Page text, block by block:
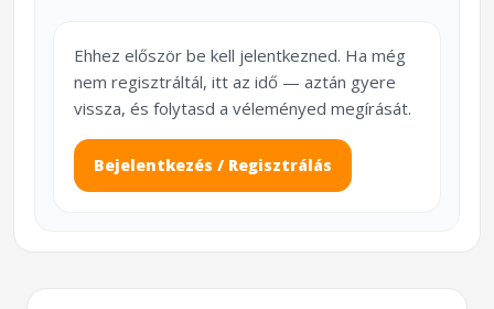
Ehhez először be kell jelentkezned. Ha még
nem regisztráltál, itt az idő — aztán gyere
vissza, és folytasd a véleményed megírását.
Bejelentkezés / Regisztrálás